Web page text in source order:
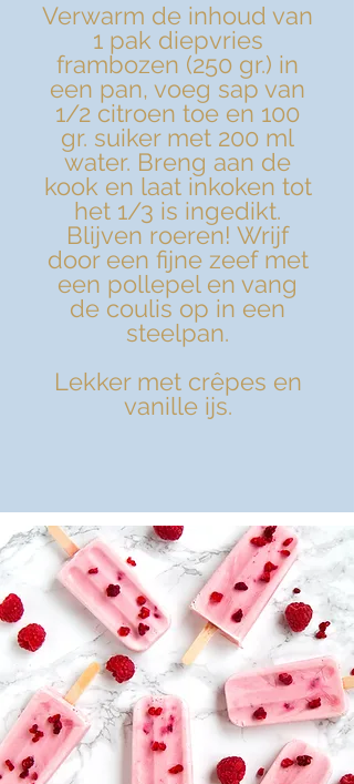
Verwarm de inhoud van
1 pak diepvries
frambozen (250 gr.) in
een pan, voeg sap van
1/2 citroen toe en 100
gr. suiker met 200 ml
water. Breng aan de
kook en laat inkoken tot
het 1/3 is ingedikt.
Blijven roeren! Wrijf
door een fijne zeef met
een pollepel en vang
de coulis op in een
steelpan.
Lekker met crêpes en
vanille ijs.